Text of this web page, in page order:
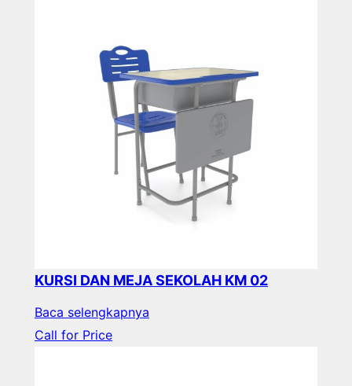
KURSI DAN MEJA SEKOLAH KM 02
Baca selengkapnya
Call for Price